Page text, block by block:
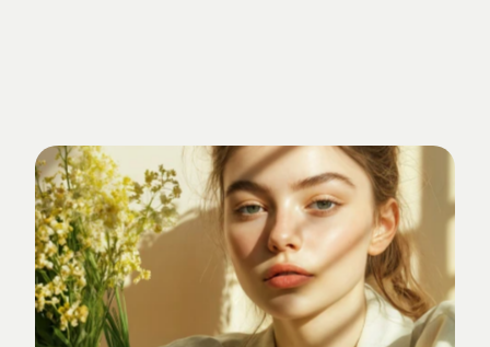
Studio-Alltag.